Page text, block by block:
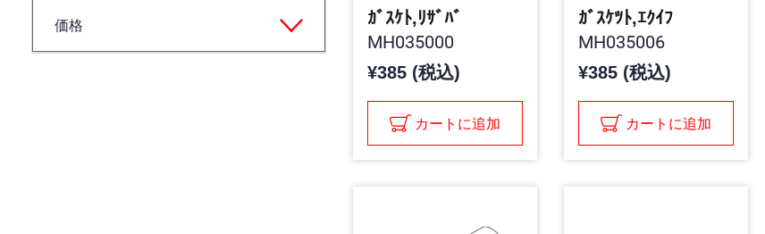
価格 ｶﾞｽｹﾄ,ﾘｻﾞﾊﾞ
MH035000
¥385 (税込)
カートに追加
ｶﾞｽｹﾂﾄ,ｴｸｲﾌ
MH035006
¥385 (税込)
カートに追加